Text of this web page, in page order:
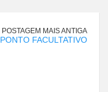
POSTAGEM MAIS ANTIGA
PONTO FACULTATIVO